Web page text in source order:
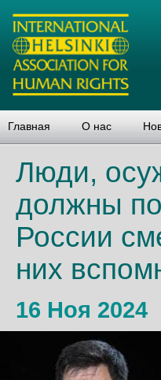
Главная О нас
Люди,
должны
России
них
16 Ноя 2024